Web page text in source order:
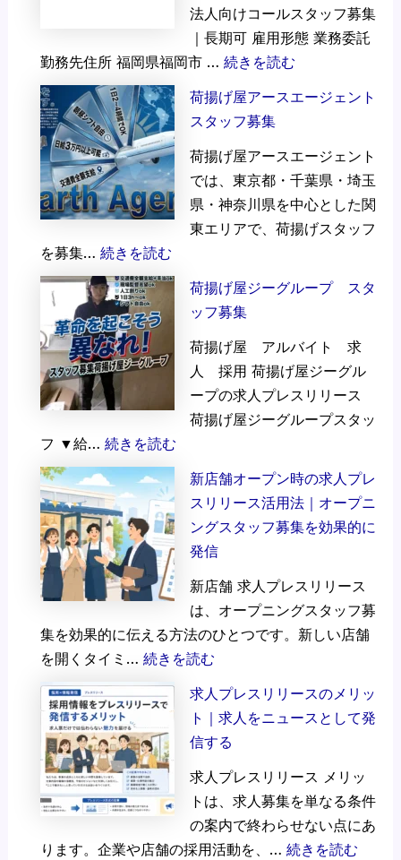
法人向けコールスタッフ募集
｜長期可 雇用形態 業務委託
勤務先住所 福岡県福岡市 …続きを読む
宅
｜
未
経
OK
人
向
け
コ
ル
ス
タ
募
集
｜
期
可
荷揚げ屋アースエージェント
スタッフ募集
荷揚げ屋アースエージェント
では、東京都・千葉県・埼玉
県・神奈川県を中心とした関
東エリアで、荷揚げスタッフ
を募集…続きを読む
荷
屋
エ
ー
ジ
ェ
ン
ト
ス
ッ
フ
募
集
荷揚げ屋ジーグループ スタ
ッフ募集
荷揚げ屋 アルバイト 求
人 採用 荷揚げ屋ジーグル
ープの求人プレスリリース
荷揚げ屋ジーグループスタッ
フ ▼給…続きを読む
ー
ル
ー
プ
フ
集
新店舗オープン時の求人プレ
スリリース活用法｜オープニ
ングスタッフ募集を効果的に
発信
新店舗 求人プレスリリース
は、オープニングスタッフ募
集を効果的に伝える方法のひとつです。新しい店舗
を開くタイミ…続きを読む
店
舗
オ
ー
プ
ン
時
求人プレスリリースのメリッ
ト｜求人をニュースとして発
信する
求人プレスリリース メリッ
トは、求人募集を単なる条件
の案内で終わらせない点にあ
ります。企業や店舗の採用活動を、…続きを読む